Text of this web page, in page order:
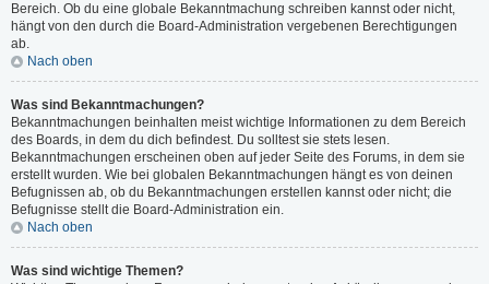
Bereich. Ob du eine globale Bekanntmachung schreiben kannst oder nicht,
hängt von den durch die Board-Administration vergebenen Berechtigungen
ab.
Nach oben
Was sind Bekanntmachungen?
Bekanntmachungen beinhalten meist wichtige Informationen zu dem Bereich
des Boards, in dem du dich befindest. Du solltest sie stets lesen.
Bekanntmachungen erscheinen oben auf jeder Seite des Forums, in dem sie
erstellt wurden. Wie bei globalen Bekanntmachungen hängt es von deinen
Befugnissen ab, ob du Bekanntmachungen erstellen kannst oder nicht; die
Befugnisse stellt die Board-Administration ein.
Nach oben
Was sind wichtige Themen?